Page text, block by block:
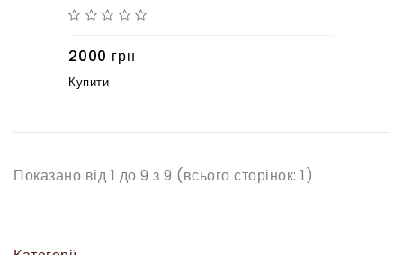
2000 грн
Купити
Показано від 1 до 9 з 9 (всього сторінок: 1)